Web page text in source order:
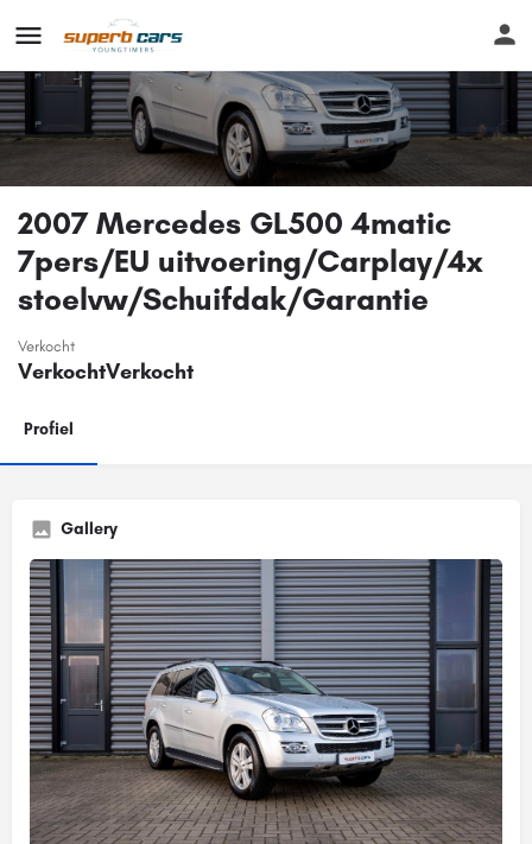
2007 Mercedes GL500 4matic
7pers/EU uitvoering/Carplay/4x
stoelvw/Schuifdak/Garantie
Verkocht
VerkochtVerkocht
Profiel
Gallery